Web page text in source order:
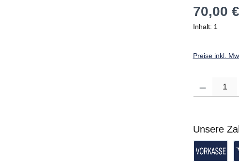
70,00 €
Inhalt: 1
Preise inkl.
Unsere